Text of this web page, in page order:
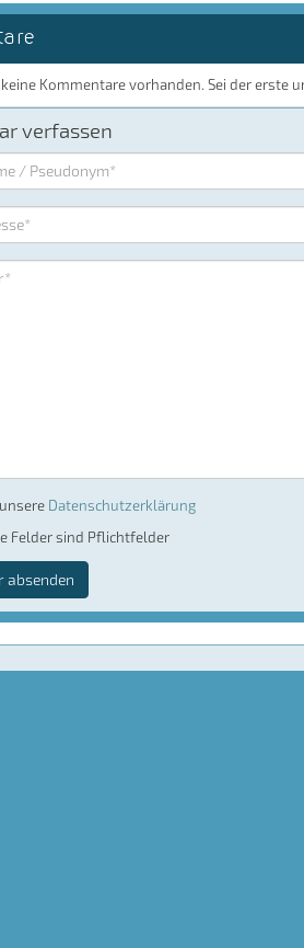
Kommentare vorhanden. Sei der erste
verfassen
Datenschutzerklärung
Felder sind Pflichtfelder
absenden